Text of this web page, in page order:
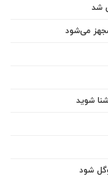
می‌شود
شود